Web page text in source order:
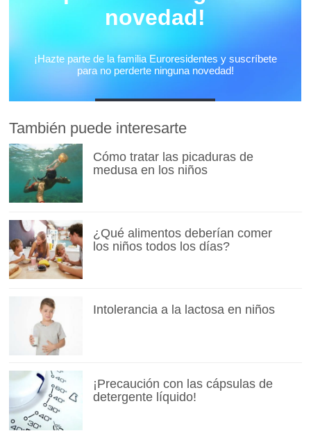
También puede interesarte
Cómo tratar las picaduras de
medusa en los niños
¿Qué alimentos deberían comer
los niños todos los días?
Intolerancia a la lactosa en niños
¡Precaución con las cápsulas de
detergente líquido!